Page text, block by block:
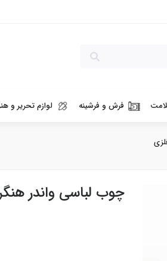
فرش و فرشینه لوازم تحریر و
چوب لباسی واندر